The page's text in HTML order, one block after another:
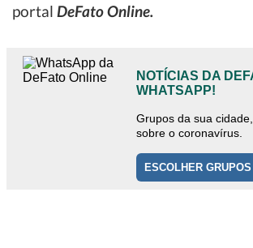
portal DeFato Online.